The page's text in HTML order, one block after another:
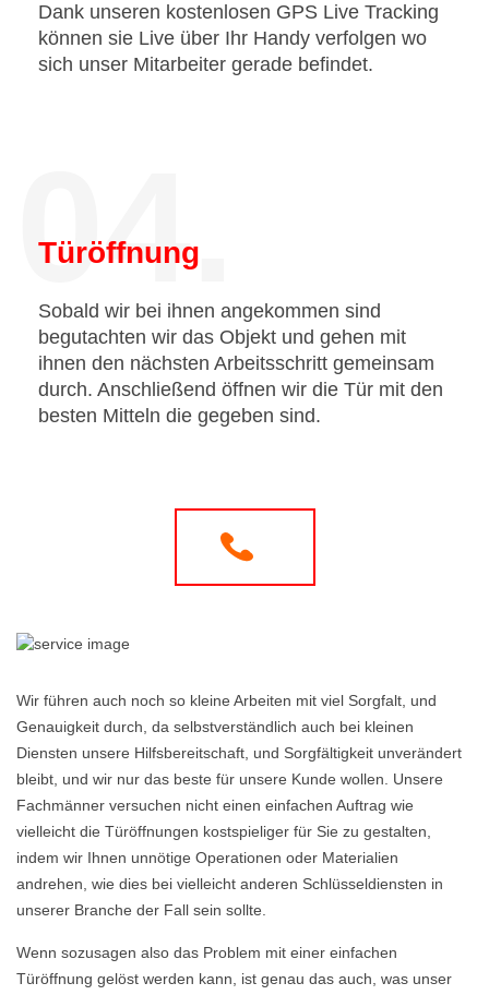
Dank unseren kostenlosen GPS Live Tracking
können sie Live über Ihr Handy verfolgen wo
sich unser Mitarbeiter gerade befindet.
04.
Türöffnung
Sobald wir bei ihnen angekommen sind
begutachten wir das Objekt und gehen mit
ihnen den nächsten Arbeitsschritt gemeinsam
durch. Anschließend öffnen wir die Tür mit den
besten Mitteln die gegeben sind.
Wir führen auch noch so kleine Arbeiten mit viel Sorgfalt, und
Genauigkeit durch, da selbstverständlich auch bei kleinen
Diensten unsere Hilfsbereitschaft, und Sorgfältigkeit unverändert
bleibt, und wir nur das beste für unsere Kunde wollen. Unsere
Fachmänner versuchen nicht einen einfachen Auftrag wie
vielleicht die Türöffnungen kostspieliger für Sie zu gestalten,
indem wir Ihnen unnötige Operationen oder Materialien
andrehen, wie dies bei vielleicht anderen Schlüsseldiensten in
unserer Branche der Fall sein sollte.
Wenn sozusagen also das Problem mit einer einfachen
Türöffnung gelöst werden kann, ist genau das auch, was unser